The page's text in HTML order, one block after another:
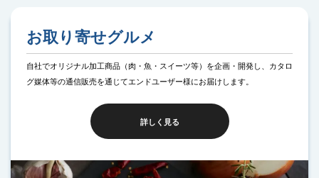
お取り寄せグルメ
自社でオリジナル加工商品（肉・魚・スイーツ等）を企画・開発し、カタロ
グ媒体等の通信販売を通じてエンドユーザー様にお届けします。
詳しく見る